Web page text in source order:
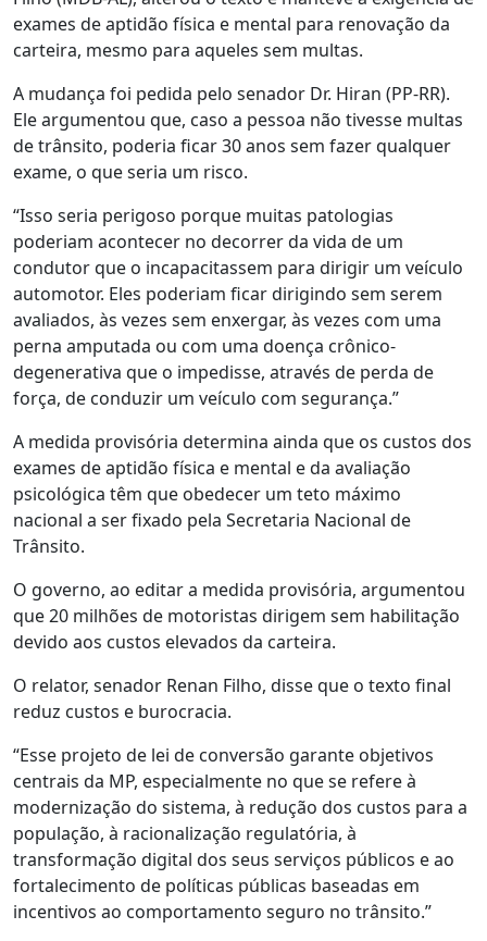
exames de aptidão física e mental para renovação da
carteira, mesmo para aqueles sem multas.
A mudança foi pedida pelo senador Dr. Hiran (PP-RR).
Ele argumentou que, caso a pessoa não tivesse multas
de trânsito, poderia ficar 30 anos sem fazer qualquer
exame, o que seria um risco.
“Isso seria perigoso porque muitas patologias
poderiam acontecer no decorrer da vida de um
condutor que o incapacitassem para dirigir um veículo
automotor. Eles poderiam ficar dirigindo sem serem
avaliados, às vezes sem enxergar, às vezes com uma
perna amputada ou com uma doença crônico-
degenerativa que o impedisse, através de perda de
força, de conduzir um veículo com segurança.”
A medida provisória determina ainda que os custos dos
exames de aptidão física e mental e da avaliação
psicológica têm que obedecer um teto máximo
nacional a ser fixado pela Secretaria Nacional de
Trânsito.
O governo, ao editar a medida provisória, argumentou
que 20 milhões de motoristas dirigem sem habilitação
devido aos custos elevados da carteira.
O relator, senador Renan Filho, disse que o texto final
reduz custos e burocracia.
“Esse projeto de lei de conversão garante objetivos
centrais da MP, especialmente no que se refere à
modernização do sistema, à redução dos custos para a
população, à racionalização regulatória, à
transformação digital dos seus serviços públicos e ao
fortalecimento de políticas públicas baseadas em
incentivos ao comportamento seguro no trânsito.”